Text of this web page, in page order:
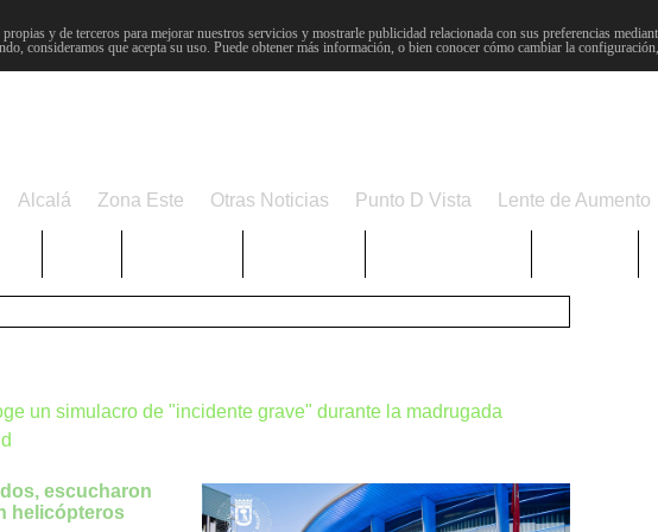
y de terceros para mejorar nuestros servicios y mostrarle publicidad relacionada con sus preferencias
consideramos que acepta su uso. Puede obtener más información, o bien conocer cómo cambiar la
Alcalá Zona Este Otras Noticias Punto D Vista Lente de Aumento
un simulacro de "incidente grave" durante la madrugada
escucharon
helicópteros